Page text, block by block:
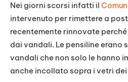
Nei giorni scorsi infatti il
intervenuto per rimettere a
recentemente rinnovate
dai vandali. Le pensiline erano
vandali che non solo le hanno
anche incollato sopra i vetri